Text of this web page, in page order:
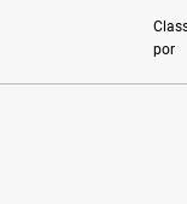
por